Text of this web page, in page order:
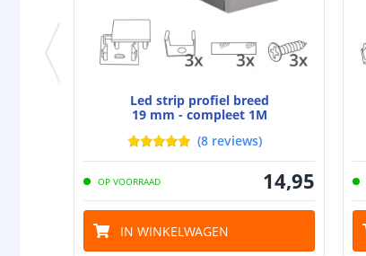
Led strip profiel breed
19 mm - compleet 1M
(8 reviews)
OP VOORRAAD 14,95
IN WINKELWAGEN